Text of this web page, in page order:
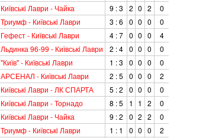
Київськi Лаври - Чайка 9 : 3 2 0 2
0
Триумф - Київськi Лаври 3 : 6 0 0 0
0
Гефест - Київськi Лаври 4 : 7 0 0 0
4
Льдинка 96-99 - Київськi Лаври 2 : 4 0 0 0
0
"Київ" - Київськi Лаври 1 : 3 0 0 0
0
АРСЕНАЛ - Київськi Лаври 2 : 5 0 0 0
2
Київськi Лаври - ЛК СПАРТА 5 : 2 0 0 0
0
Київськi Лаври - Торнадо 8 : 5 1 1 2
0
Київськi Лаври - Чайка 9 : 2 0 2 2
0
Триумф - Київськi Лаври 1 : 1 0 0 0
2